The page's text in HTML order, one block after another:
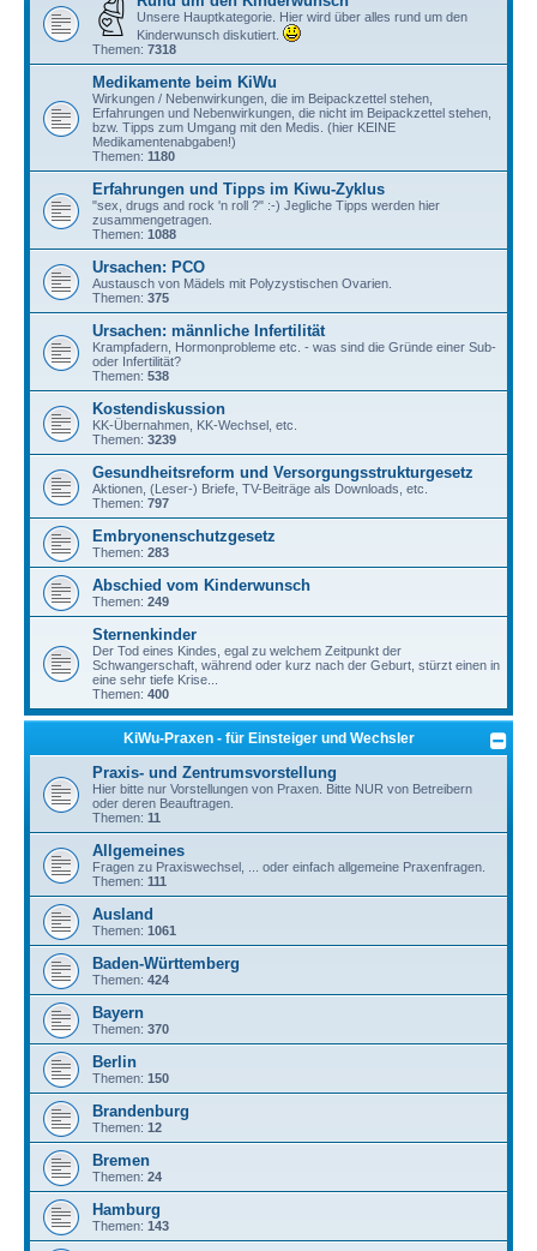
Unsere Hauptkategorie. Hier wird über alles rund um den
Kinderwunsch diskutiert.
Themen: 7318
Medikamente beim KiWu
Wirkungen / Nebenwirkungen, die im Beipackzettel stehen,
Erfahrungen und Nebenwirkungen, die nicht im Beipackzettel stehen,
bzw. Tipps zum Umgang mit den Medis. (hier KEINE
Medikamentenabgaben!)
Themen: 1180
Erfahrungen und Tipps im Kiwu-Zyklus
"sex, drugs and rock 'n roll ?" :-) Jegliche Tipps werden hier
zusammengetragen.
Themen: 1088
Ursachen: PCO
Austausch von Mädels mit Polyzystischen Ovarien.
Themen: 375
Ursachen: männliche Infertilität
Krampfadern, Hormonprobleme etc. - was sind die Gründe einer Sub-
oder Infertilität?
Themen: 538
Kostendiskussion
KK-Übernahmen, KK-Wechsel, etc.
Themen: 3239
Gesundheitsreform und Versorgungsstrukturgesetz
Aktionen, (Leser-) Briefe, TV-Beiträge als Downloads, etc.
Themen: 797
Embryonenschutzgesetz
Themen: 283
Abschied vom Kinderwunsch
Themen: 249
Sternenkinder
Der Tod eines Kindes, egal zu welchem Zeitpunkt der
Schwangerschaft, während oder kurz nach der Geburt, stürzt einen in
eine sehr tiefe Krise...
Themen: 400
KiWu-Praxen - für Einsteiger und Wechsler
Praxis- und Zentrumsvorstellung
Hier bitte nur Vorstellungen von Praxen. Bitte NUR von Betreibern
oder deren Beauftragen.
Themen: 11
Allgemeines
Fragen zu Praxiswechsel, ... oder einfach allgemeine Praxenfragen.
Themen: 111
Ausland
Themen: 1061
Baden-Württemberg
Themen: 424
Bayern
Themen: 370
Berlin
Themen: 150
Brandenburg
Themen: 12
Bremen
Themen: 24
Hamburg
Themen: 143